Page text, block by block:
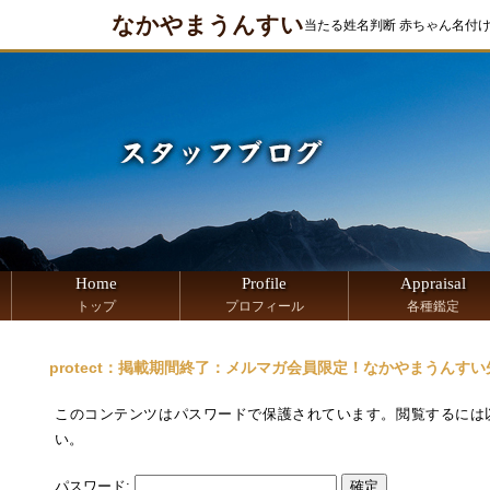
なかやまうんすい当たる姓名判断 赤ちゃん名付
Home
トップ
Profile
プロフィール
Appraisal
各種鑑定
protect：掲載期間終了：メルマガ会員限定！なかやまうんす
このコンテンツはパスワードで保護されています。閲覧するに
い。
パスワード: